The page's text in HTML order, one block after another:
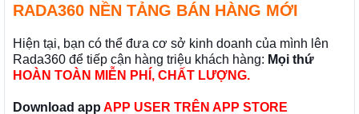
RADA360 NỀN TẢNG BÁN HÀNG MỚI
Hiện tại, bạn có thể đưa cơ sở kinh doanh của mình lên
Rada360 để tiếp cận hàng triệu khách hàng: Mọi thứ
HOÀN TOÀN MIỄN PHÍ, CHẤT LƯỢNG.
Download app APP USER TRÊN APP STORE